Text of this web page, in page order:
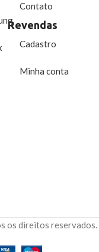
Contato
Revendas
Cadastro
Minha conta
os direitos reservados.